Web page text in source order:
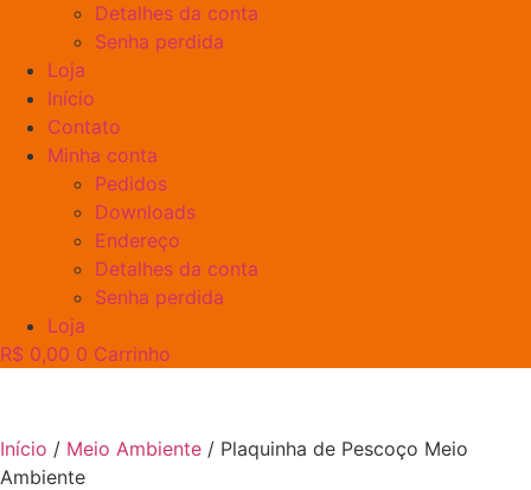
Detalhes da conta
Senha perdida
Loja
Início
Contato
Minha conta
Pedidos
Downloads
Endereço
Detalhes da conta
Senha perdida
Loja
R$ 0,00 0 Carrinho
Início / Meio Ambiente / Plaquinha de Pescoço Meio
Ambiente